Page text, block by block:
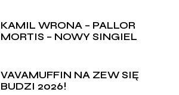
KAMIL WRONA – PALLOR
MORTIS – NOWY SINGIEL
VAVAMUFFIN NA ZEW SIĘ
BUDZI 2026!